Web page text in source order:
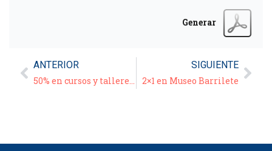
Generar
ANTERIOR
50% en cursos y talleres de AULAUNIVERSITARIA
SIGUIENTE
2×1 en Museo Barrilete